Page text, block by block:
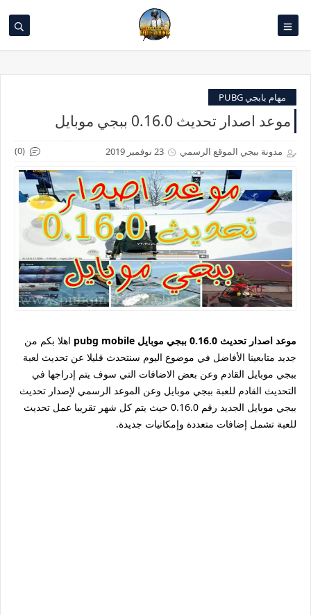
مهام بابجي PUBG
موعد اصدار تحديث 0.16.0 ببجي موبايل
مدونة ببجي الموقع الرسمي 23 نوفمبر 2019 (0)
موعد اصدار تحديث 0.16.0 ببجي موبايل pubg mobile
اهلا بكم من
جديد متابعينا الأفاضل في موضوع اليوم سنتحدث قليلا عن تحديث لعبة
ببجي موبايل القادم وعن بعض الاضافات التي سوف يتم إدراجها في
التحديث القادم للعبة ببجي موبايل وعن الموعد الرسمي لإصدار تحديث
ببجي موبايل الجديد رقم 0.16.0 حيث يتم كل شهر تقريبا عمل تحديث
للعبة تشمل إضافات متعددة وإمكانيات جديدة.